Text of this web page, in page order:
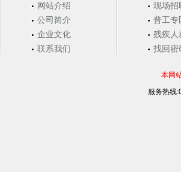
网站介绍
公司简介
企业文化
联系我们
现场招
普工专
残疾人
找回密
本网
服务热线